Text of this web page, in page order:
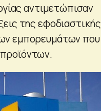
αντιμετώπισαν
της εφοδιαστικής
εμπορευμάτων που